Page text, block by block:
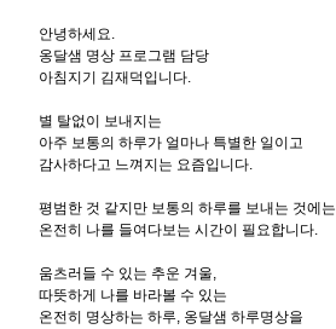
안녕하세요.
옹달샘 명상 프로그램 담당
아침지기 김재덕입니다.
별 탈없이 보내지는
아주 보통의 하루가 얼마나 특별한 일이고
감사하다고 느껴지는 요즘입니다.
평범한 것 같지만 보통의 하루를 보내는 것에는
온전히 나를 들여다보는 시간이 필요합니다.
움츠러들 수 있는 추운 겨울,
따뜻하게 나를 바라볼 수 있는
온전히 명상하는 하루, 옹달샘 하루명상을